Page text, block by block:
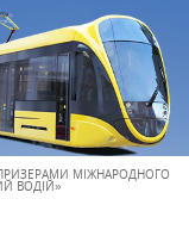
ПРИЗЕРАМИ МІЖНАРОДНОГО
ВОДІЙ»